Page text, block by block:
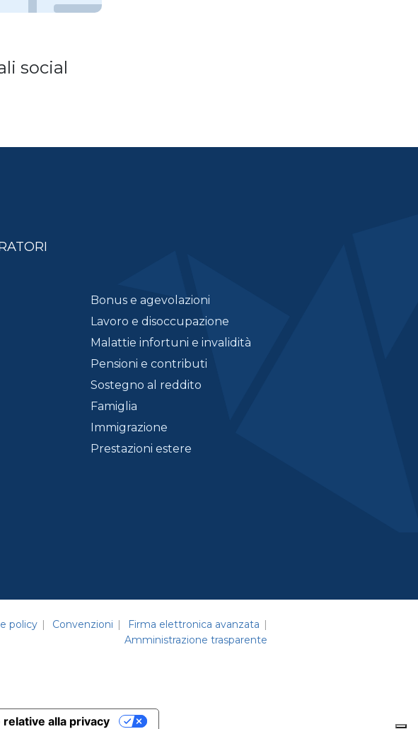
social
Bonus e agevolazioni
Lavoro e disoccupazione
Malattie infortuni e invalidità
Pensioni e contributi
Sostegno al reddito
Famiglia
Immigrazione
Prestazioni estere
policy Convenzioni
Firma elettronica avanzata
Amministrazione trasparente
alla privacy